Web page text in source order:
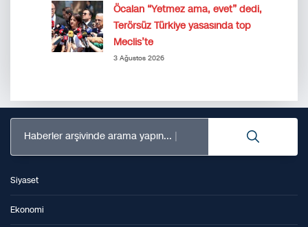
Öcalan “Yetmez ama, evet” dedi,
Terörsüz Türkiye yasasında top
Meclis’te
3 Ağustos 2026
Haberler arşivinde arama yapın...
Siyaset
Ekonomi